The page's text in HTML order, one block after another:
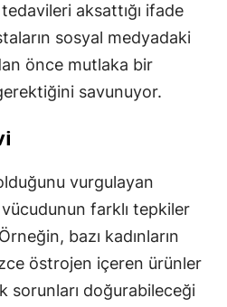
aksattığı ifade
sosyal medyadaki
önce mutlaka bir
savunuyor.
vurgulayan
farklı tepkiler
bazı kadınların
östrojen içeren ürünler
sorunları doğurabileceği